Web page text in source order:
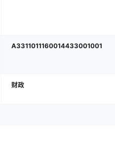
A3311011160014433001001
财政